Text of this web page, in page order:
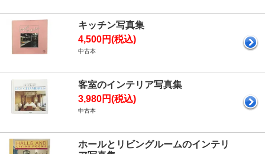
キッチン写真集
4,500円(税込)
中古本
客室のインテリア写真集
3,980円(税込)
中古本
ホールとリビングルームのインテリ